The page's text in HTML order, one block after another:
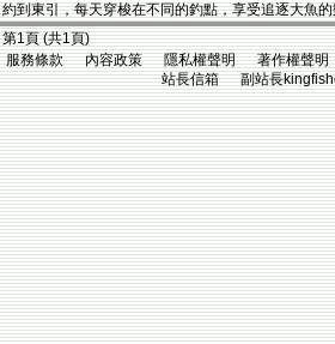
約到東引，每天穿梭在不同的釣點，享受追逐大魚
第1頁 (共1頁)
服務條款 內容政策 隱私權聲明 著作權
站長信箱 副站長